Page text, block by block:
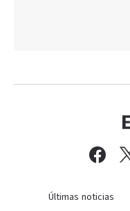
Últimas noticias